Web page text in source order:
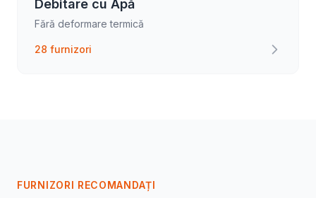
Debitare cu Apă
Fără deformare termică
28 furnizori
FURNIZORI RECOMANDAȚI